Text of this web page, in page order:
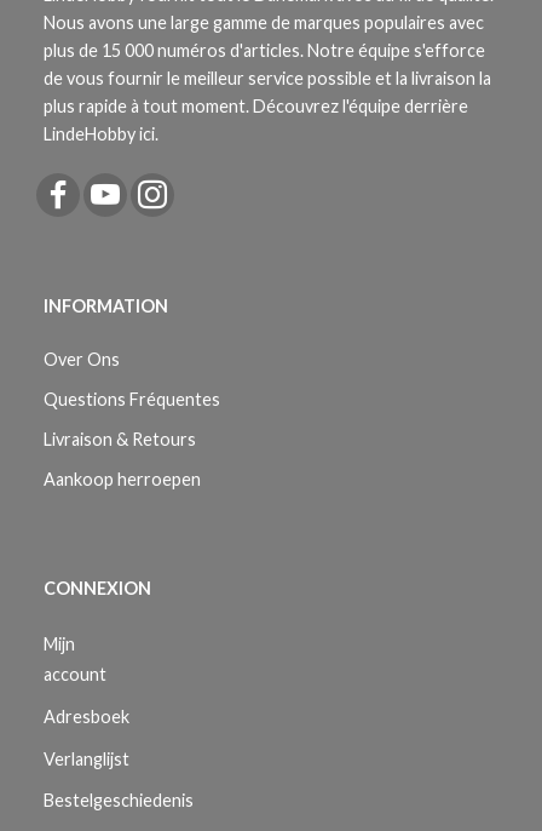
Nous avons une large gamme de marques populaires avec
plus de 15 000 numéros d'articles. Notre équipe s'efforce
de vous fournir le meilleur service possible et la livraison la
plus rapide à tout moment. Découvrez l'équipe derrière
LindeHobby ici.
INFORMATION
Over Ons
Questions Fréquentes
Livraison & Retours
Aankoop herroepen
CONNEXION
Mijn
account
Adresboek
Verlanglijst
Bestelgeschiedenis